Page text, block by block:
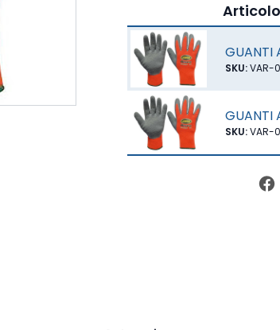
Articolo
GUANTI
SKU:VAR-
GUANTI
SKU:VAR-